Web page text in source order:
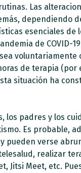
Las
dependiendo
esenciales de
de COVID-
de terapia (por
situación ha
padres y los
Es probable,
verse
realizar
Jitsi Meet, etc.